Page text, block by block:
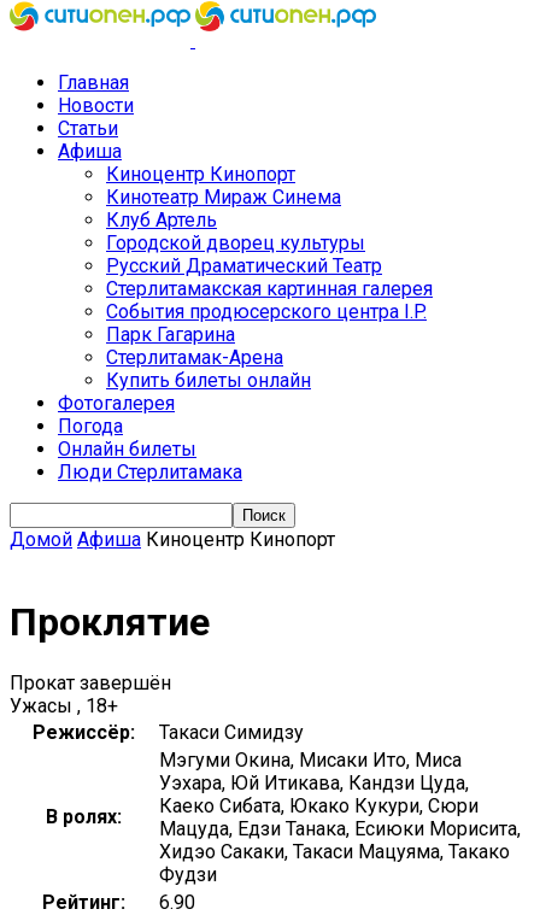
Главная
Новости
Статьи
Афиша
Киноцентр Кинопорт
Кинотеатр Мираж Синема
Клуб Артель
Городской дворец культуры
Русский Драматический Театр
Стерлитамакская картинная галерея
События продюсерского центра I.P.
Парк Гагарина
Стерлитамак-Арена
Купить билеты онлайн
Фотогалерея
Погода
Онлайн билеты
Люди Стерлитамака
Домой Афиша Киноцентр Кинопорт
Проклятие
Прокат завершён
Ужасы , 18+
Режиссёр:
Такаси Симидзу
В ролях:
Мэгуми Окина, Мисаки Ито, Миса
Уэхара, Юй Итикава, Кандзи Цуда,
Каеко Сибата, Юкако Кукури, Сюри
Мацуда, Едзи Танака, Есиюки Морисита,
Хидэо Сакаки, Такаси Мацуяма, Такако
Фудзи
Рейтинг:
6.90